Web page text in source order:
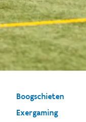
Boogschieten
Exergaming